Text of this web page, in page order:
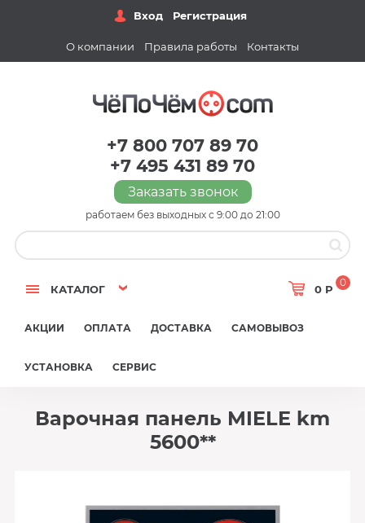
Вход Регистрация
О компании Правила работы Контакты
+7 800 707 89 70
+7 495 431 89 70
Заказать звонок
работаем без выходных с 9:00 до 21:00
КАТАЛОГ 0 Р
0
АКЦИИ ОПЛАТА ДОСТАВКА САМОВЫВОЗ
УСТАНОВКА СЕРВИС
Варочная панель MIELE km
5600**